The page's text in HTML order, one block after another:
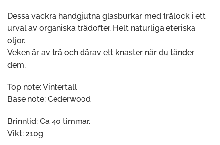
Dessa vackra handgjutna glasburkar med trälock i ett
urval av organiska trädofter. Helt naturliga eteriska
oljor.
Veken är av trä och därav ett knaster när du tänder
dem.
Top note: Vintertall
Base note: Cederwood
Brinntid: Ca 40 timmar.
Vikt: 210g